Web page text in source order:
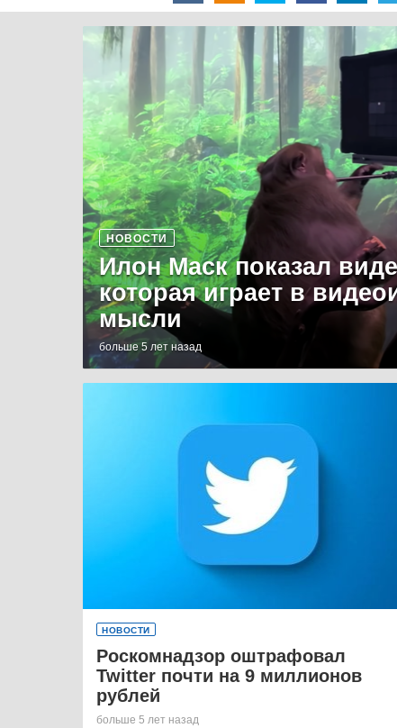
НОВОСТИ
Илон Маск показал
которая играет в
мысли
больше 5 лет назад
НОВОСТИ
Роскомнадзор оштрафовал
Twitter почти на 9 миллионов
рублей
больше 5 лет назад